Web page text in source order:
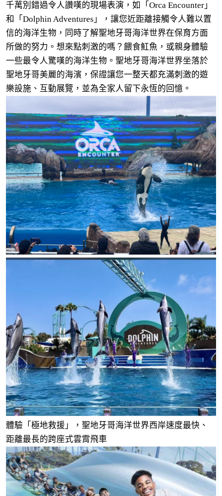
千萬別錯過令人讚嘆的現場表演，如「Orca Encounter」
和「Dolphin Adventures」，讓您近距離接觸令人難以置
信的海洋生物，同時了解聖地牙哥海洋世界在保育方面
所做的努力。想來點刺激的嗎？餵食魟魚，或親身體驗
一些最令人驚嘆的海洋生物。聖地牙哥海洋世界坐落於
聖地牙哥美麗的海濱，保證讓您一整天都充滿刺激的遊
樂設施、互動展覽，並為全家人留下永恆的回憶。
體驗「極地救援」，聖地牙哥海洋世界西岸速度最快、
距離最長的跨座式雲霄飛車